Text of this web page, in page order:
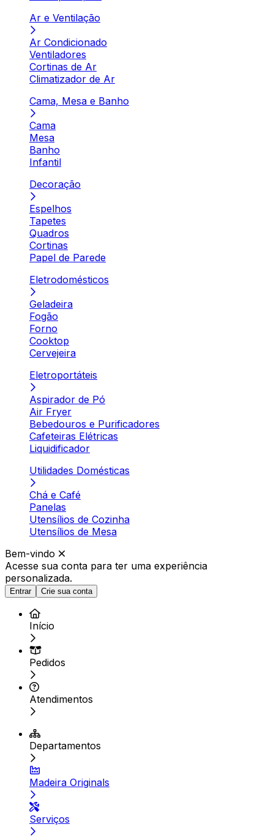
Ar e Ventilação
Ar Condicionado
Ventiladores
Cortinas de Ar
Climatizador de Ar
Cama, Mesa e Banho
Cama
Mesa
Banho
Infantil
Decoração
Espelhos
Tapetes
Quadros
Cortinas
Papel de Parede
Eletrodomésticos
Geladeira
Fogão
Forno
Cooktop
Cervejeira
Eletroportáteis
Aspirador de Pó
Air Fryer
Bebedouros e Purificadores
Cafeteiras Elétricas
Liquidificador
Utilidades Domésticas
Chá e Café
Panelas
Utensílios de Cozinha
Utensílios de Mesa
Bem-vindo
Acesse sua conta para ter uma experiência
personalizada.
Entrar Crie sua conta
Início
Pedidos
Atendimentos
Departamentos
Madeira Originals
Serviços